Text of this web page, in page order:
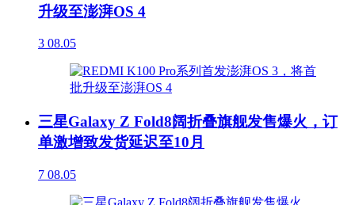
升级至澎湃OS 4
3 08.05
三星Galaxy Z Fold8阔折叠旗舰发售爆火，订
单激增致发货延迟至10月
7 08.05